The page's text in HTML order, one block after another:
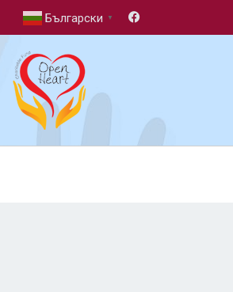
Български ▼